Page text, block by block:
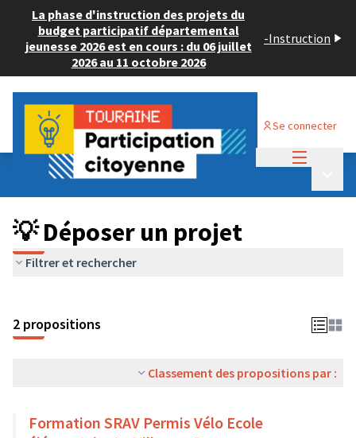
La phase d'instruction des projets du
budget participatif départemental
jeunesse 2026 est en cours : du 06 juillet
2026 au 11 octobre 2026
-Instruction
Se connecter
Budget Participatif ADULTE 2024
💡 Déposer un projet
💡 Déposer un projet
Filtrer et rechercher
2 propositions
Classement des propositions par :
Formation SRAV Permis Vélo Ecole